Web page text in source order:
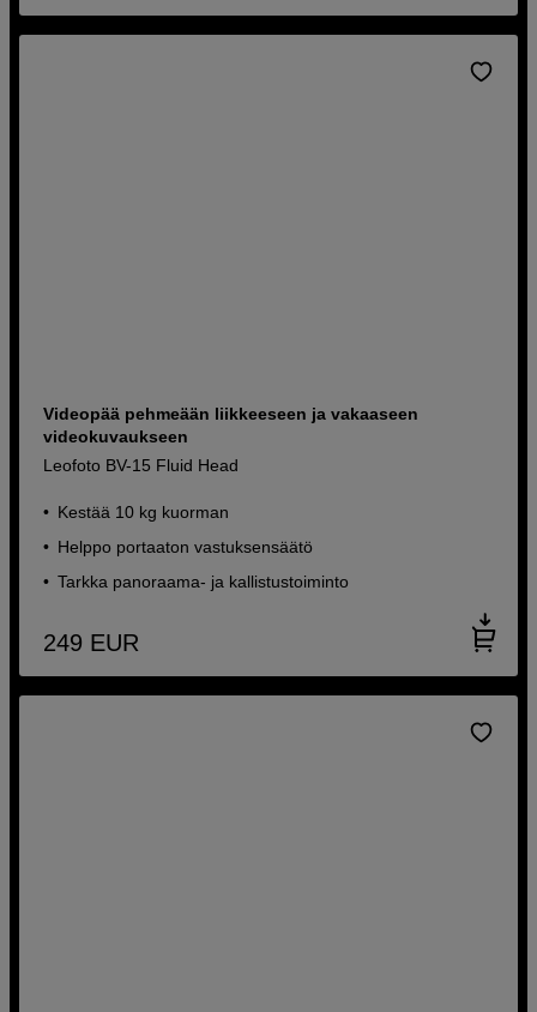
Videopää pehmeään liikkeeseen ja vakaaseen
videokuvaukseen
Leofoto BV-15 Fluid Head
Kestää 10 kg kuorman
Helppo portaaton vastuksensäätö
Tarkka panoraama- ja kallistustoiminto
249 EUR